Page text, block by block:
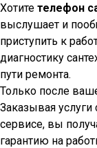
Хотите телефон
выслушает и
приступить к
диагностику
пути ремонта.
Только после
Заказывая
сервисе, вы
гарантию на